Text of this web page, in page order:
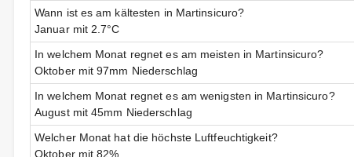
Wann ist es am kältesten in Martinsicuro?
Januar mit 2.7°C
In welchem Monat regnet es am meisten in Martinsicuro?
Oktober mit 97mm Niederschlag
In welchem Monat regnet es am wenigsten in Martinsicuro?
August mit 45mm Niederschlag
Welcher Monat hat die höchste Luftfeuchtigkeit?
Oktober mit 82%